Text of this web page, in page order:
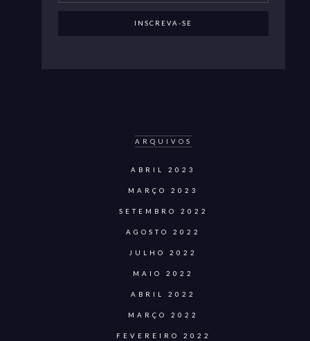
ARQUIVOS
ABRIL 2023
MARÇO 2023
SETEMBRO 2022
AGOSTO 2022
JULHO 2022
MAIO 2022
ABRIL 2022
MARÇO 2022
FEVEREIRO 2022